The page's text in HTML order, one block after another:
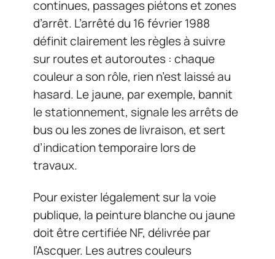
continues, passages piétons et zones
d’arrêt. L’arrêté du 16 février 1988
définit clairement les règles à suivre
sur routes et autoroutes : chaque
couleur a son rôle, rien n’est laissé au
hasard. Le jaune, par exemple, bannit
le stationnement, signale les arrêts de
bus ou les zones de livraison, et sert
d’indication temporaire lors de
travaux.
Pour exister légalement sur la voie
publique, la peinture blanche ou jaune
doit être certifiée NF, délivrée par
l’Ascquer. Les autres couleurs